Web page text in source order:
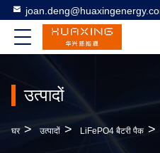
उत्पादों
घर > उत्पादों > LiFePO4 बैटरी पैक >